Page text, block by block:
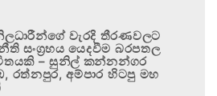
වැරදි තීරණවලට
සංග්‍රහය යෙදවීම බරපතල
– සුනිල් කන්නන්ගර
රත්නපුර, අම්පාර හිටපු මහ